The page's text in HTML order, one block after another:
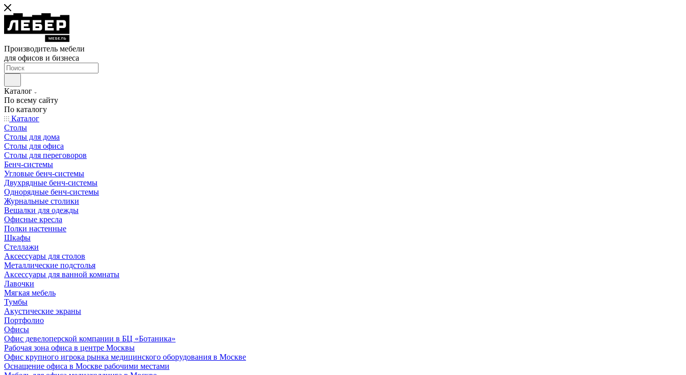
Производитель мебели
для офисов и бизнеса
Каталог
По всему сайту
По каталогу
Каталог
Столы
Столы для дома
Столы для офиса
Столы для переговоров
Бенч-системы
Угловые бенч-системы
Двухрядные бенч-системы
Однорядные бенч-системы
Журнальные столики
Вешалки для одежды
Офисные кресла
Полки настенные
Шкафы
Стеллажи
Аксессуары для столов
Металлические подстолья
Аксессуары для ванной комнаты
Лавочки
Мягкая мебель
Тумбы
Акустические экраны
Портфолио
Офисы
Офис девелоперской компании в БЦ «Ботаника»
Рабочая зона офиса в центре Москвы
Офис крупного игрока рынка медицинского оборудования в Москве
Оснащение офиса в Москве рабочими местами